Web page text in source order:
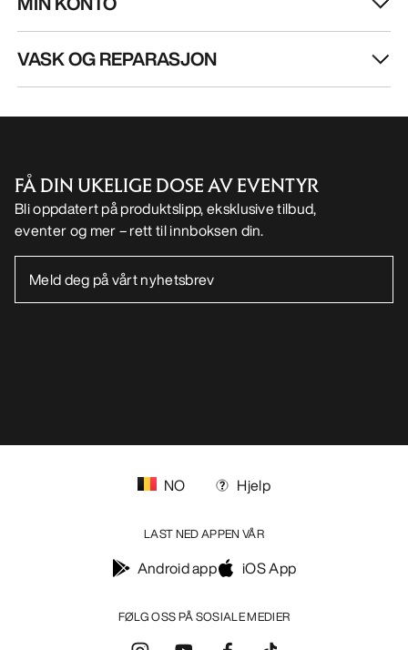
VASK OG REPARASJON
FÅ DIN UKELIGE DOSE AV EVENTYR
Bli oppdatert på produktslipp, eksklusive tilbud,
eventer og mer – rett til innboksen din.
FØLG OSS PÅ SOSIALE MEDIER
NO Hjelp
LAST NED APPEN VÅR
Android app iOS App